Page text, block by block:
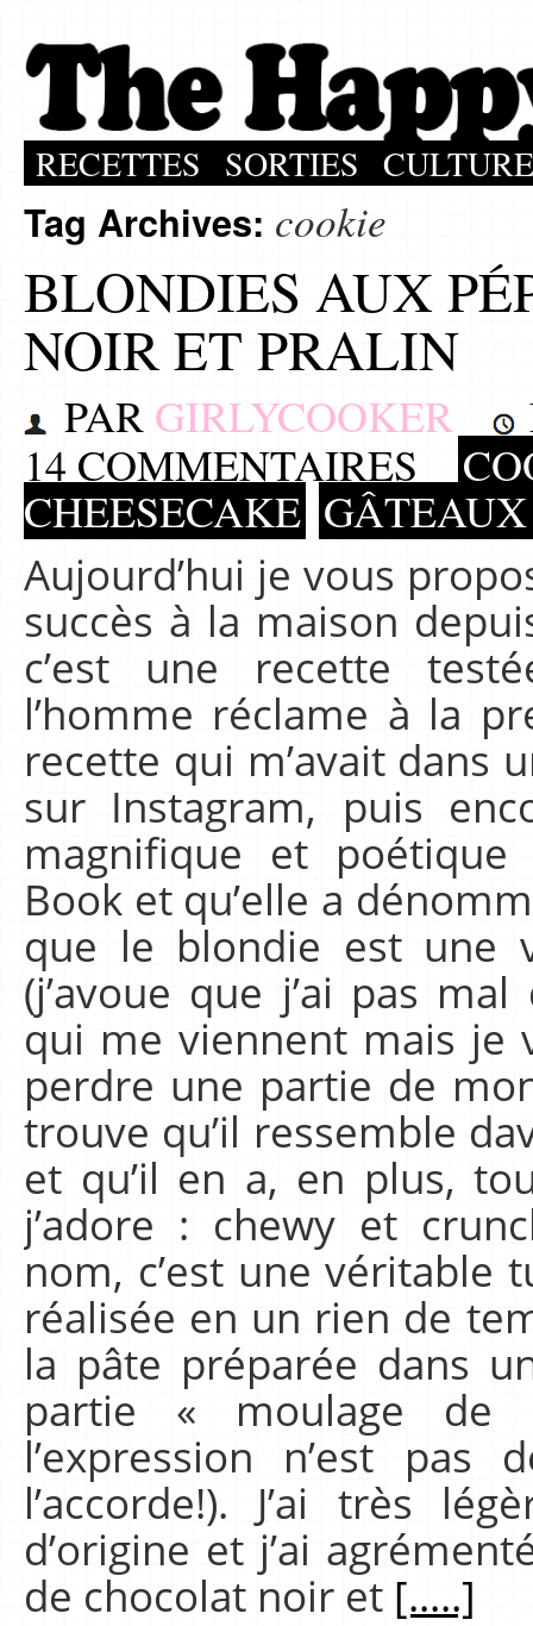
RECETTES SORTIES CULTURE
Tag Archives: cookie
BLONDIES AUX
NOIR ET PRALIN
PAR GIRLYCOOKER
14 COMMENTAIRES
CHEESECAKE
Aujourd’hui je vous
succès à la maison
c’est une recette
l’homme réclame à la
recette qui m’avait dans
sur Instagram, puis
magnifique et poétique
Book et qu’elle a
que le blondie est une
(j’avoue que j’ai pas
qui me viennent mais je
perdre une partie de
trouve qu’il ressemble
et qu’il en a, en plus,
j’adore : chewy et
nom, c’est une véritable
réalisée en un rien de
la pâte préparée dans
partie « moulage de
l’expression n’est
l’accorde!). J’ai très
d’origine et j’ai
de chocolat noir et [.....]